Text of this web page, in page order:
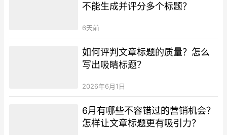
不能生成并评分多个标题？
6天前
如何评判文章标题的质量？怎么
写出吸睛标题？
2026年6月1日
6月有哪些不容错过的营销机会？
怎样让文章标题更有吸引力？